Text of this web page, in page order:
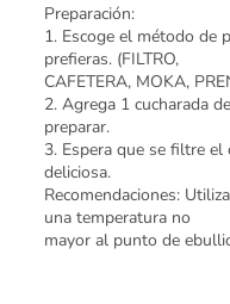
Preparación:
1. Escoge el método de
prefieras. (FILTRO,
CAFETERA, MOKA,
2. Agrega 1 cucharada
preparar.
3. Espera que se filtre
deliciosa.
Recomendaciones:
una temperatura no
mayor al punto de